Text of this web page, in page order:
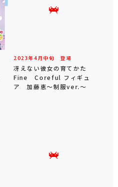
2023年4 月中旬 登場
冴えない彼女の育てかた
Fine Coreful フィギュ
ア 加藤恵～制服ver.～